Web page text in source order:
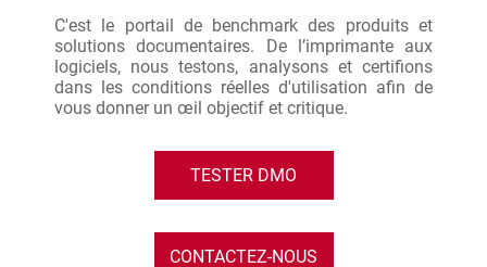
C'est le portail de benchmark des produits et
solutions documentaires. De l’imprimante aux
logiciels, nous testons, analysons et certifions
dans les conditions réelles d'utilisation afin de
vous donner un œil objectif et critique.
TESTER DMO
CONTACTEZ-NOUS